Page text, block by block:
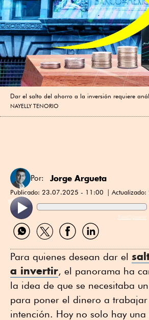
Dar el salto del ahorro a la inversión requiere
NAYELLY TENORIO
Por: Jorge Argueta
Publicado: 23.07.2025 - 11:00 Actualizado:
ReadSpeaker
Compartir
por
Compartir
por
Compartir
por
Compartir
por
Para quienes desean dar el
a invertir, el panorama ha
la idea de que se necesitaba
para poner el dinero a
intención. Hoy no solo hay